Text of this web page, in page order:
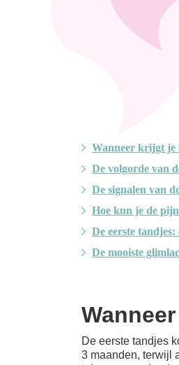
Wanneer krijgt je
De volgorde van
De signalen van
Hoe kun je de
De eerste
De mooiste
De eerste tandjes
3 maanden, terwijl